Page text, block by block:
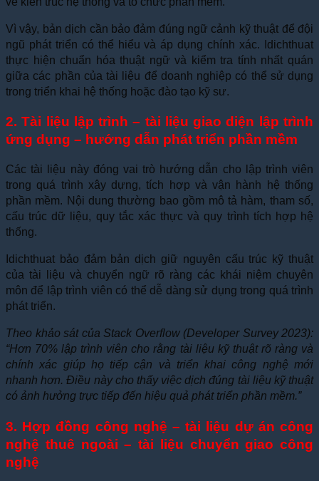
Vì vậy, bản dịch cần bảo đảm đúng ngữ cảnh kỹ thuật để đội
ngũ phát triển có thể hiểu và áp dụng chính xác. Idichthuat
thực hiện chuẩn hóa thuật ngữ và kiểm tra tính nhất quán
giữa các phần của tài liệu để doanh nghiệp có thể sử dụng
trong triển khai hệ thống hoặc đào tạo kỹ sư.
2. Tài liệu lập trình – tài liệu giao diện lập trình
ứng dụng – hướng dẫn phát triển phần mềm
Các tài liệu này đóng vai trò hướng dẫn cho lập trình viên
trong quá trình xây dựng, tích hợp và vận hành hệ thống
phần mềm. Nội dung thường bao gồm mô tả hàm, tham số,
cấu trúc dữ liệu, quy tắc xác thực và quy trình tích hợp hệ
thống.
Idichthuat bảo đảm bản dịch giữ nguyên cấu trúc kỹ thuật
của tài liệu và chuyển ngữ rõ ràng các khái niệm chuyên
môn để lập trình viên có thể dễ dàng sử dụng trong quá trình
phát triển.
Theo khảo sát của Stack Overflow (Developer Survey 2023):
“Hơn 70% lập trình viên cho rằng tài liệu kỹ thuật rõ ràng và
chính xác giúp họ tiếp cận và triển khai công nghệ mới
nhanh hơn. Điều này cho thấy việc dịch đúng tài liệu kỹ thuật
có ảnh hưởng trực tiếp đến hiệu quả phát triển phần mềm.”
3. Hợp đồng công nghệ – tài liệu dự án công
nghệ thuê ngoài – tài liệu chuyển giao công
nghệ